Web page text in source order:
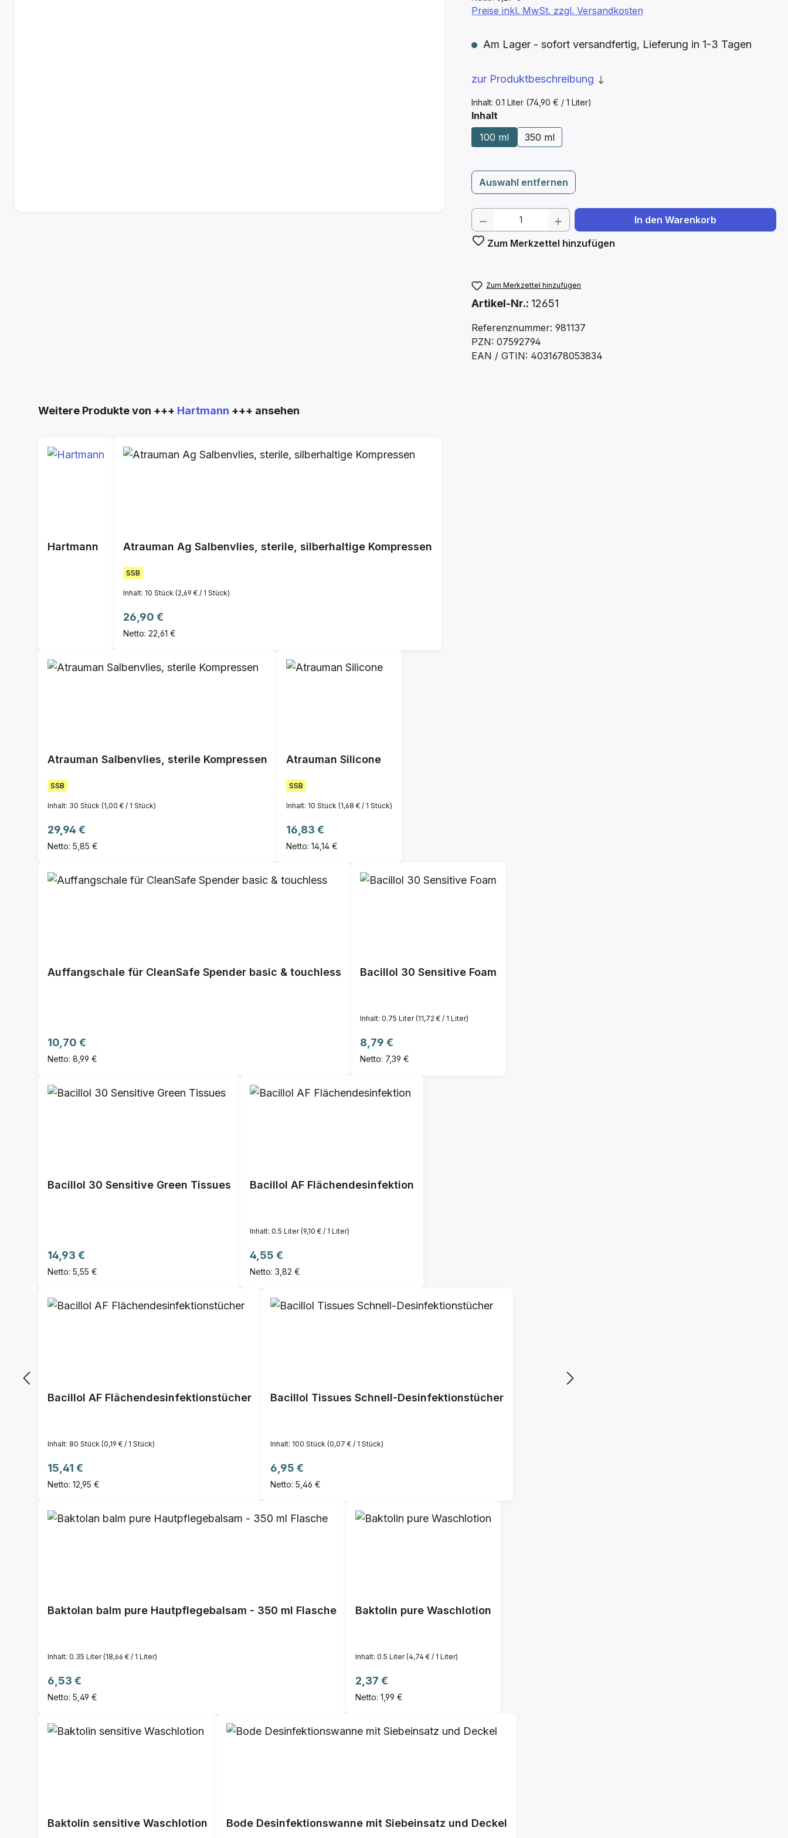
Inhalt: 0.1 Liter (74,90 € / 1 Liter)
Preise inkl. MwSt. zzgl. Versandkosten
Am Lager - sofort versandfertig, Lieferung in 1-3 Tagen
zur Produktbeschreibung
Inhalt
100 ml
350 ml
Auswahl entfernen
Produkt Anzahl: Gib den gewünschten Wert
In den Warenkorb
Zum Merkzettel hinzufügen
Zum Merkzettel hinzufügen
Artikel-Nr.: 12651
Referenznummer: 981137
PZN: 07592794
EAN / GTIN: 4031678053834
Produktgalerie überspringen
Weitere Produkte von +++ Hartmann +++ ansehen
Hartmann Atrauman Ag Salbenvlies, sterile, silberhaltige Kompressen
SSB
Inhalt: 10 Stück (2,69 € / 1 Stück)
Regulärer Preis:
26,90 €
Netto: 22,61 €
Atrauman Salbenvlies, sterile Kompressen
SSB
Inhalt: 30 Stück (1,00 € / 1 Stück)
Regulärer Preis:
29,94 €
Netto: 5,85 €
Atrauman Silicone
SSB
Inhalt: 10 Stück (1,68 € / 1 Stück)
Regulärer Preis:
16,83 €
Netto: 14,14 €
Auffangschale für CleanSafe Spender basic & touchless
Regulärer Preis:
10,70 €
Netto: 8,99 €
Bacillol 30 Sensitive Foam
Inhalt: 0.75 Liter(11,72 € / 1 Liter)
Regulärer Preis:
8,79 €
Netto: 7,39 €
Bacillol 30 Sensitive Green Tissues
Regulärer Preis:
14,93 €
Netto: 5,55 €
Bacillol AF Flächendesinfektion
Inhalt: 0.5 Liter(9,10 € / 1 Liter)
Regulärer Preis:
4,55 €
Netto: 3,82 €
Bacillol AF Flächendesinfektionstücher
Inhalt: 80 Stück (0,19 € / 1 Stück)
Regulärer Preis:
15,41 €
Netto: 12,95 €
Bacillol Tissues Schnell-Desinfektionstücher
Inhalt: 100 Stück (0,07 € / 1 Stück)
Regulärer Preis:
6,95 €
Netto: 5,46 €
Baktolan balm pure Hautpflegebalsam - 350 ml Flasche
Inhalt: 0.35 Liter(18,66 € / 1 Liter)
Regulärer Preis:
6,53 €
Netto: 5,49 €
Baktolin pure Waschlotion
Inhalt: 0.5 Liter(4,74 € / 1 Liter)
Regulärer Preis:
2,37 €
Netto: 1,99 €
Baktolin sensitive Waschlotion Bode Desinfektionswanne mit Siebeinsatz und Deckel